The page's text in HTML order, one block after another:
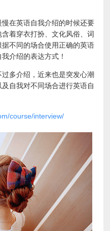
在英语自我介绍的时候还要
着穿衣打扮、文化风俗、词
不同的场合使用正确的英语
介绍的表达方式！
多介绍，近来也是突发心潮
自我对不同场合进行英语自
course/interview/